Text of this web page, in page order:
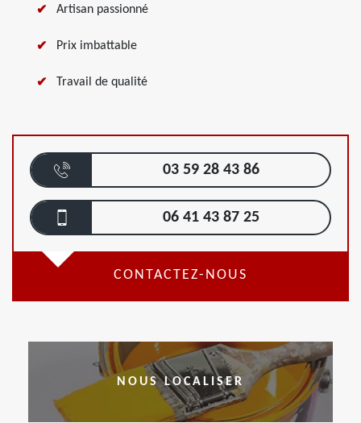
Artisan passionné
Prix imbattable
Travail de qualité
03 59 28 43 86
06 41 43 87 25
CONTACTEZ-NOUS
NOUS LOCALISER